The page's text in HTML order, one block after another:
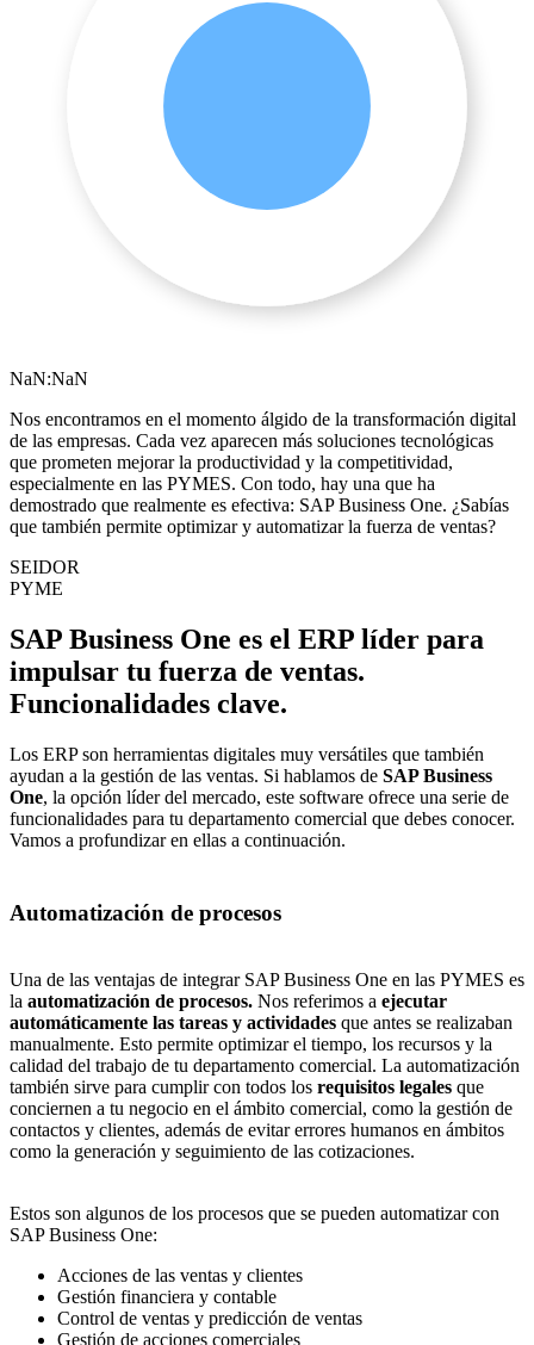
NaN:NaN
Nos encontramos en el momento álgido de la transformación digital
de las empresas. Cada vez aparecen más soluciones tecnológicas
que prometen mejorar la productividad y la competitividad,
especialmente en las PYMES. Con todo, hay una que ha
demostrado que realmente es efectiva: SAP Business One. ¿Sabías
que también permite optimizar y automatizar la fuerza de ventas?
SEIDOR
PYME
SAP Business One es el ERP líder para
impulsar tu fuerza de ventas.
Funcionalidades clave.
Los ERP son herramientas digitales muy versátiles que también
ayudan a la gestión de las ventas. Si hablamos de SAP Business
One, la opción líder del mercado, este software ofrece una serie de
funcionalidades para tu departamento comercial que debes conocer.
Vamos a profundizar en ellas a continuación.
Automatización de procesos
Una de las ventajas de integrar SAP Business One en las PYMES es
la automatización de procesos. Nos referimos a ejecutar
automáticamente las tareas y actividades que antes se realizaban
manualmente. Esto permite optimizar el tiempo, los recursos y la
calidad del trabajo de tu departamento comercial. La automatización
también sirve para cumplir con todos los requisitos legales que
conciernen a tu negocio en el ámbito comercial, como la gestión de
contactos y clientes, además de evitar errores humanos en ámbitos
como la generación y seguimiento de las cotizaciones.
Estos son algunos de los procesos que se pueden automatizar con
SAP Business One:
Acciones de las ventas y clientes
Gestión financiera y contable
Control de ventas y predicción de ventas
Gestión de acciones comerciales